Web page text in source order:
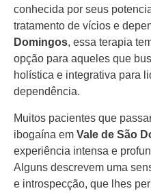
conhecida por seus
tratamento de vícios e
Domingos, essa terapia
opção para aqueles que
holística e integrativa para
dependência.
Muitos pacientes que
ibogaína em Vale de São
experiência intensa e
Alguns descrevem uma
e introspecção, que lhes